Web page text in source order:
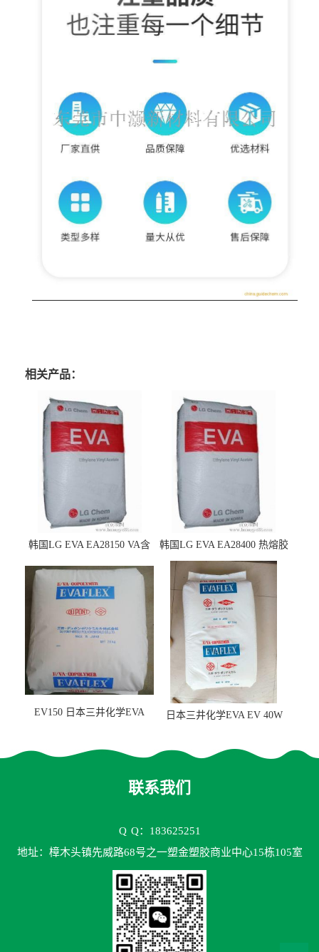
相关产品：
韩国LG EVA EA28150 VA含
韩国LG EVA EA28400 热熔胶
级 VA含量28 熔指400
EV150 日本三井化学EVA
日本三井化学EVA EV 40W
联系我们
Q Q：183625251
地址：樟木头镇先威路68号之一塑金塑胶商业中心15栋105室